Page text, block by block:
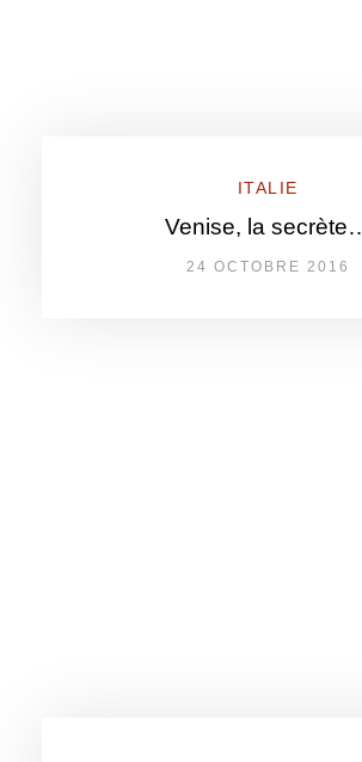
ITALIE
Venise, la
24 OCTOBRE 2016